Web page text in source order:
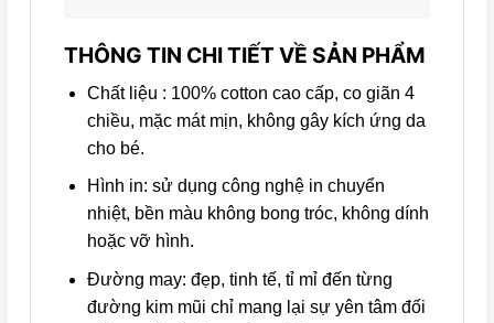
THÔNG TIN CHI TIẾT VỀ SẢN PHẨM
Chất liệu : 100% cotton cao cấp, co giãn 4
chiều, mặc mát mịn, không gây kích ứng da
cho bé.
Hình in: sử dụng công nghệ in chuyển
nhiệt, bền màu không bong tróc, không dính
hoặc vỡ hình.
Đường may: đẹp, tinh tế, tỉ mỉ đến từng
đường kim mũi chỉ mang lại sự yên tâm đối